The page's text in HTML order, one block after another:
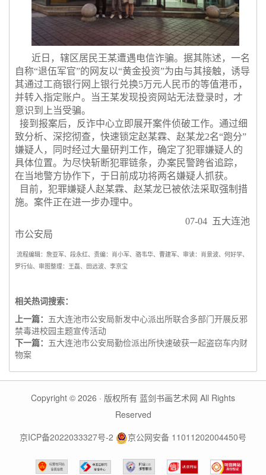
近日，辖区居民王某遭遇电信诈骗。据其陈述，一名
自称“退伍军官”的网友以“黄金投资”为由与其接触，诱导
其通过工商银行网上银行兑换5万元人民币的等值港币，
并转入指定账户。当王某发现投资网站无法登录时，才
意识到上当受骗。
接到报案后，反诈中心立即展开案件侦破工作。通过细
致分析、深挖彻查，快速锁定赵某霖、赵某龙2名“跑分”
嫌疑人，同时经过大量研判工作，确定了犯罪嫌疑人的
具体位置。为尽快斩断犯罪链条，办案民警跨省追踪，
在当地警方协作下，于日前成功将两名嫌疑人抓获。
目前，犯罪嫌疑人赵某霖、赵某龙已被依法采取强制措
施。案件正在进一步办理中。
07-04 五大连池
市公安局
流程编辑：詹亚军、段永红、责编：肖小军、骆韦华、曹建军、审读：肖景波、何好学、
罗行仙、审图整理：王磊、田远波、李京宝
相关热词搜索：
上一篇： 五大连池市公安局新发中心派出所联合多部门开展反邪
禁毒进校园主题宣传活动
下一篇： 五大连池市公安局勤俭派出所快速破获一起盗窃车内财
物案
Copyright © 2026 · 版权所有 蓝剑书画艺术网 All Rights
Reserved
京ICP备2022033327号-2
京公网安备 11011202004450号